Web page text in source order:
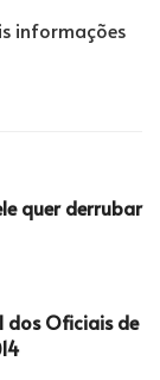
informações
quer derrubar
dos Oficiais de